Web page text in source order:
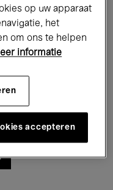
Debatten
Global Music
op uw apparaat
het
om ons te helpen
informatie
accepteren